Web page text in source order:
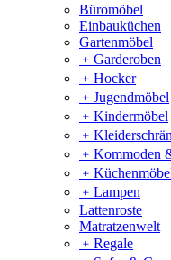
Büromöbel
Einbauküchen
Gartenmöbel
﹢ Garderoben
﹢ Hocker
﹢ Jugendmöbel
﹢ Kindermöbel
﹢
﹢ Kommoden
﹢
﹢ Lampen
Lattenroste
Matratzenwelt
﹢ Regale